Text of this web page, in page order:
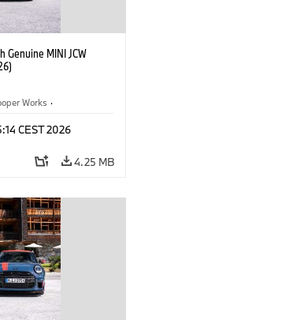
Genuine MINI JCW
Works ·
CEST 2026
4.25 MB